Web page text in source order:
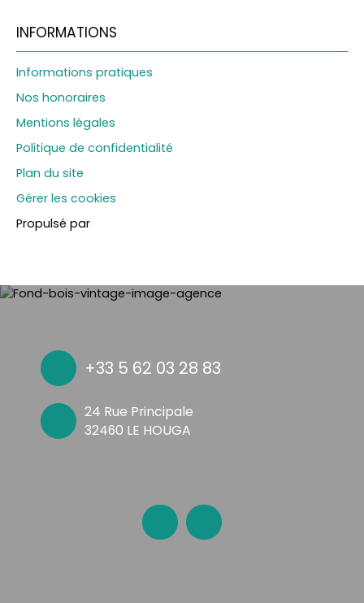
INFORMATIONS
Informations pratiques
Nos honoraires
Mentions légales
Politique de confidentialité
Plan du site
Gérer les cookies
Propulsé par
+33 5 62 03 28 83
24 Rue Principale
32460 LE HOUGA